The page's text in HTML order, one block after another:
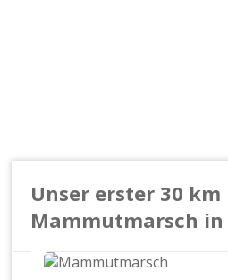
Unser erster 30 km
Mammutmarsch in